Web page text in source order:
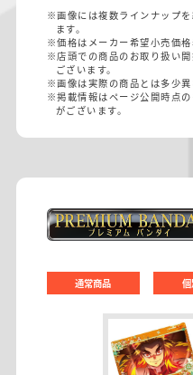
※画像には複数ラインナップ
ます。
※価格はメーカー希望小売価格
※店頭での商品のお取り扱い
ございます。
※画像は実際の商品とは多少異
※掲載情報はページ公開時点
がございます。
通常商品